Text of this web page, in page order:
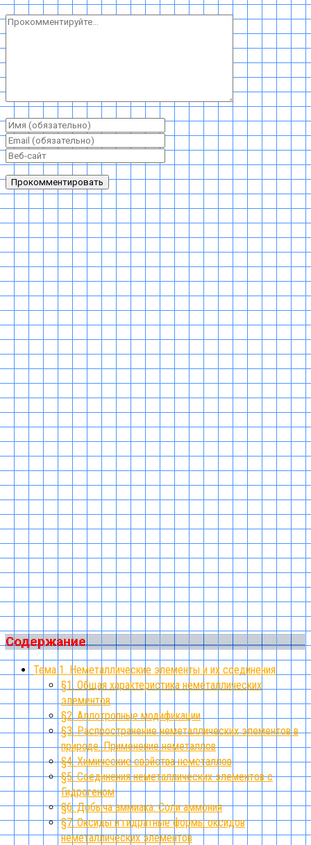
Содержание
Тема 1. Неметаллические элементы и их соединения
§1. Общая характеристика неметаллических
элементов
§2. Аллотропные модификации
§3. Распространение неметаллических элементов в
природе. Применение неметаллов
§4. Химические свойства неметаллов
§5. Соединения неметаллических элементов с
Гидрогеном
§6. Добыча аммиака. Соли аммония
§7. Оксиды и гидратные формы оксидов
неметаллических элементов